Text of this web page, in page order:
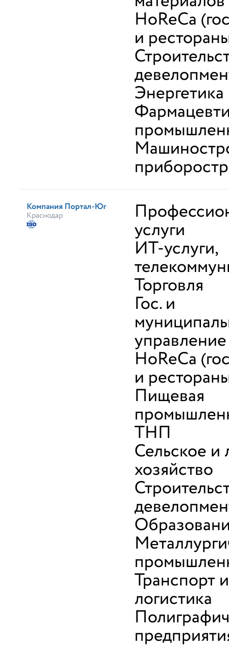
HoReCa
и
Энергетика
Компания Портал-Юг
Краснодар
услуги
ИТ-услуги,
Торговля
Гос. и
управление
HoReCa
и
Пищевая
ТНП
Сельское и
хозяйство
Транспорт и
логистика